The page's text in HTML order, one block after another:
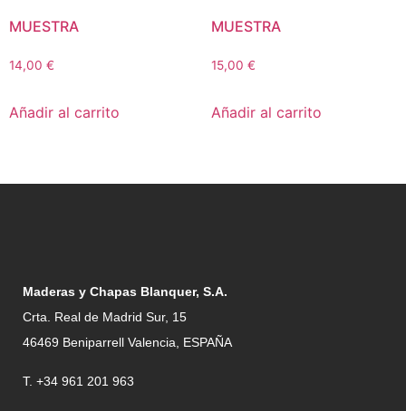
MUESTRA
14,00 €
Añadir al carrito
MUESTRA
15,00 €
Añadir al carrito
Maderas y Chapas Blanquer, S.A.
Crta. Real de Madrid Sur, 15
46469 Beniparrell Valencia, ESPAÑA
T. +34 961 201 963